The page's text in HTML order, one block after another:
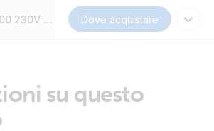
230V Smart SolarDove acquistare
su questo